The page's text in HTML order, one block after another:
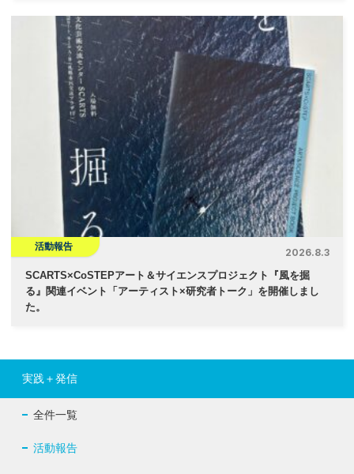
活動報告
2026.8.3
SCARTS×CoSTEPアート＆サイエンスプロジェクト『風を掘
る』関連イベント「アーティスト×研究者トーク」を開催しまし
た。
実践＋発信
全件一覧
活動報告